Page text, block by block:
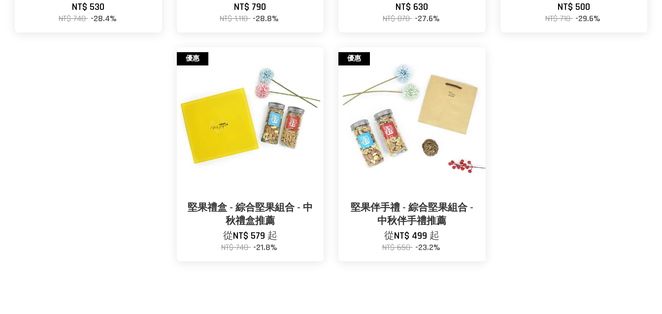
NT$ 530
NT$ 740 -28.4%
NT$ 790
NT$ 1,110 -28.8%
NT$ 630
NT$ 870 -27.6%
NT$ 500
NT$ 710 -29.6%
優惠
堅果禮盒 - 綜合堅果組合 - 中
秋禮盒推薦
從NT$ 579 起
NT$ 740 -21.8%
優惠
堅果伴手禮 - 綜合堅果組合 -
中秋伴手禮推薦
從NT$ 499 起
NT$ 650 -23.2%